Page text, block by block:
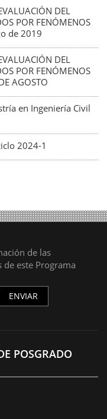
DEL
POR FENÓMENOS
de 2019
DEL
POR FENÓMENOS
AGOSTO
en Ingeniería Civil
2024-1
de las
este Programa
ENVIAR
POSGRADO